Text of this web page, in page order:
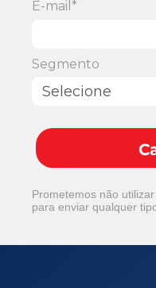
E-mail*
Segmento
Prometemos não
para enviar qualquer